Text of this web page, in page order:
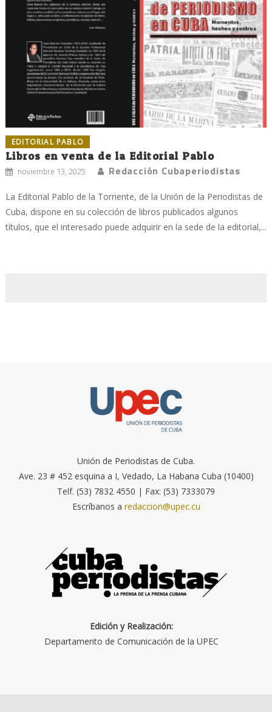
EDITORIAL PABLO
Libros en venta de la Editorial Pablo
noviembre 13, 2025 Redacción Cubaperiodistas
La Editorial Pablo de la Torriente, de la Unión de la Periodistas de
Cuba, dispone en su colección de libros publicados algunos
títulos, que el interesado puede adquirir en la sede de la editorial,...
Unión de Periodistas de Cuba.
Ave. 23 # 452 esquina a I, Vedado, La Habana Cuba (10400)
Telf. (53) 7832 4550 | Fax: (53) 7333079
Escríbanos a redaccion@upec.cu
Edición y Realización:
Departamento de Comunicación de la UPEC